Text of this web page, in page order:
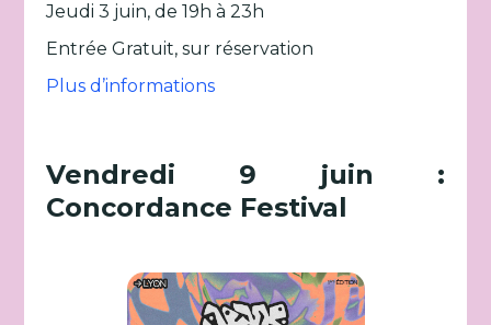
Jeudi 3 juin, de 19h à 23h
Entrée Gratuit, sur réservation
Plus d’informations
Vendredi 9 juin :
Concordance Festival